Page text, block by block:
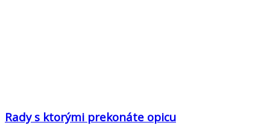
Rady s ktorými prekonáte opicu